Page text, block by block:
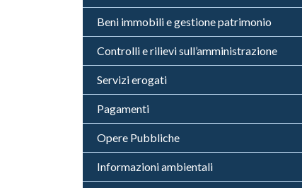
Beni immobili e gestione patrimonio
Controlli e rilievi sull’amministrazione
Servizi erogati
Pagamenti
Opere Pubbliche
Informazioni ambientali